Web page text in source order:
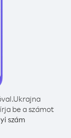
Ukrajna
be a számot
szám